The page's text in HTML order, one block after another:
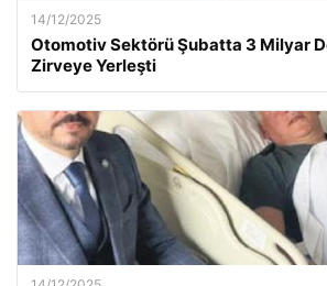
14/12/2025
Otomotiv Sektörü Şubatta 3 Milyar
Zirveye Yerleşti